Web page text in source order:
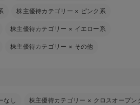
株主優待カテゴリー × ピンク系
株主優待カテゴリー × イエロー系
株主優待カテゴリー × その他
なし 株主優待カテゴリー × クロスオープン